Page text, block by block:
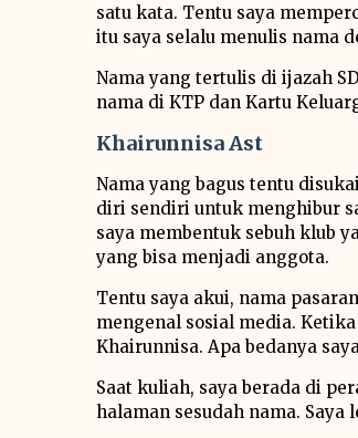
satu kata. Tentu saya
itu saya selalu menulis nama
Nama yang tertulis di ijazah
nama di KTP dan Kartu
Khairunnisa Ast
Nama yang bagus tentu
diri sendiri untuk menghibur
saya membentuk sebuh klub
yang bisa menjadi anggota.
Tentu saya akui, nama
mengenal sosial media.
Khairunnisa. Apa bedanya
Saat kuliah, saya berada di
halaman sesudah nama.